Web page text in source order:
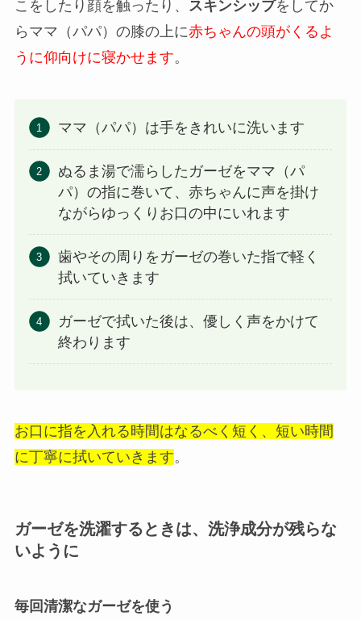
こをしたり顔を触ったり、 スキンシップをしてか
らママ（パパ）の膝の上に赤ちゃんの頭がくるよ
うに仰向けに寝かせます。
ママ（パパ）は手をきれいに洗います
ぬるま湯で濡らしたガーゼをママ（パ
パ）の指に巻いて、赤ちゃんに声を掛け
ながらゆっくりお口の中にいれます
歯やその周りをガーゼの巻いた指で軽く
拭いていきます
ガーゼで拭いた後は、優しく声をかけて
終わります
お口に指を入れる時間はなるべく短く、短い時間
に丁寧に拭いていきます。
ガーゼを洗濯するときは、洗浄成分が残らな
いように
毎回清潔なガーゼを使う